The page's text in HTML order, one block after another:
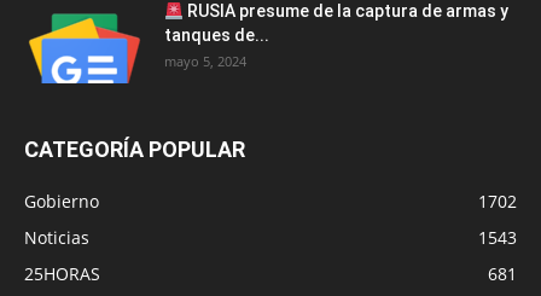
RUSIA presume de la captura de armas y
tanques de...
mayo 5, 2024
CATEGORÍA POPULAR
Gobierno
1702
Noticias
1543
25HORAS
681